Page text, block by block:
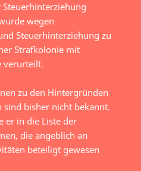
wegen
Steuerhinterziehung zu
Strafkolonie mit
verurteilt.
zu den Hintergründen
sind bisher nicht bekannt.
er in die Liste der
die angeblich an
beteiligt gewesen